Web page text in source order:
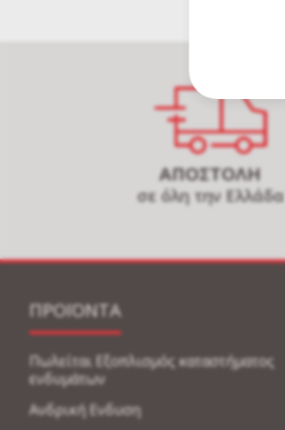
ΑΠΟΣΤΟΛΗ
σε όλη την Ελλάδα
ΠΡΟΪΟΝΤΑ
Πωλείται Εξοπλισμός καταστήματος
ενδυμάτων
Ανδρική Ενδυση